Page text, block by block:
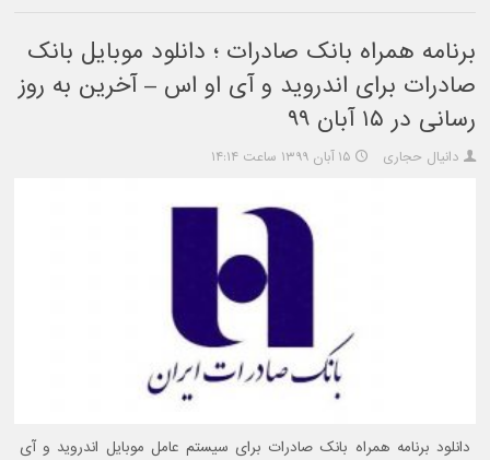
برنامه همراه بانک صادرات ؛ دانلود موبایل بانک
صادرات برای اندروید و آی او اس – آخرین به روز
رسانی در ۱۵ آبان ۹۹
دانیال حجاری ۱۵ آبان ۱۳۹۹ ساعت ۱۴:۱۴
دانلود برنامه همراه بانک صادرات برای سیستم عامل موبایل اندروید و آی